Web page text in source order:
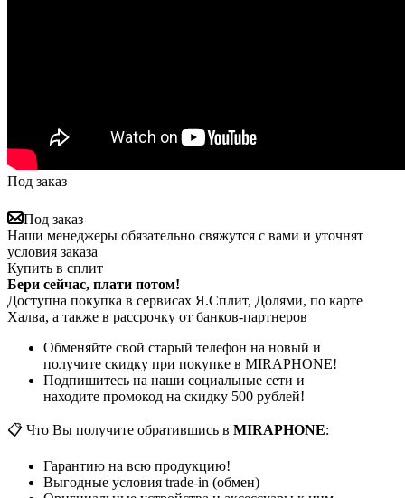
Под заказ
Под заказ
Наши менеджеры обязательно свяжутся с вами и уточнят
условия заказа
Купить в сплит
Бери сейчас, плати потом!
Доступна покупка в сервисах Я.Сплит, Долями, по карте
Халва, а также в рассрочку от банков-партнеров
Обменяйте свой старый телефон на новый и
получите скидку при покупке в MIRAPHONE!
Подпишитесь на наши социальные сети и
находите промокод на скидку 500 рублей!
📋 Что Вы получите обратившись в MIRAPHONE:
Гарантию на всю продукцию!
Выгодные условия trade-in (обмен)